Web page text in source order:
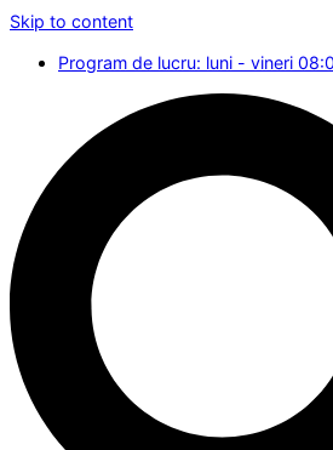
Skip to content
Program de lucru: luni - vineri